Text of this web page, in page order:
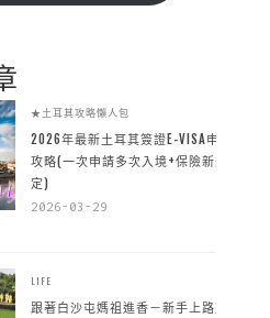
★土耳其攻略懶人包
2026年最新土耳其簽證E-VISA申請
攻略(一次申請多次入境+保險新規
定)
2026-03-29
LIFE
跟著白沙屯媽祖進香－新手上路建